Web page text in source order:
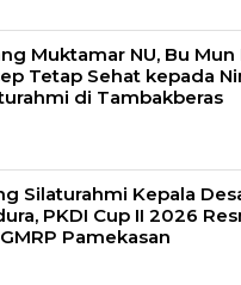
Muktamar NU, Bu Mun
Tetap Sehat kepada
di Tambakberas
Silaturahmi Kepala
PKDI Cup II 2026
Pamekasan